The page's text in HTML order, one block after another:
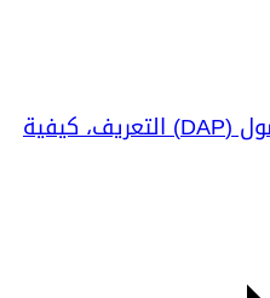
التسليم في مكان الوصول (DAP) التعريف، كيفية